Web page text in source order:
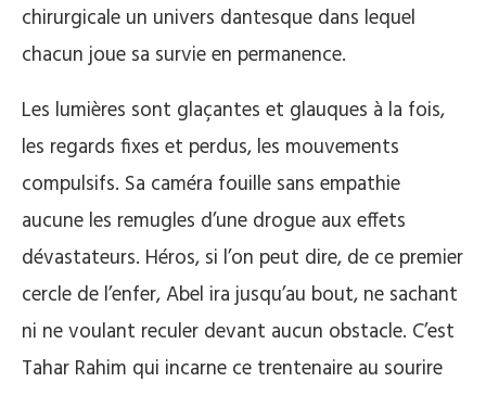
chirurgicale un univers dantesque dans lequel
chacun joue sa survie en permanence.
Les lumières sont glaçantes et glauques à la fois,
les regards fixes et perdus, les mouvements
compulsifs. Sa caméra fouille sans empathie
aucune les remugles d’une drogue aux effets
dévastateurs. Héros, si l’on peut dire, de ce premier
cercle de l’enfer, Abel ira jusqu’au bout, ne sachant
ni ne voulant reculer devant aucun obstacle. C’est
Tahar Rahim qui incarne ce trentenaire au sourire